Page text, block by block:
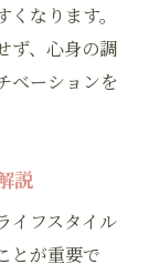
なります。
ず、心身の調
ベーションを
説
イフスタイル
とが重要で